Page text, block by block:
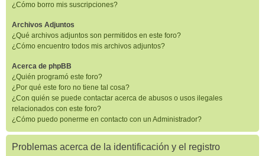
¿Cómo borro mis suscripciones?
Archivos Adjuntos
¿Qué archivos adjuntos son permitidos en este foro?
¿Cómo encuentro todos mis archivos adjuntos?
Acerca de phpBB
¿Quién programó este foro?
¿Por qué este foro no tiene tal cosa?
¿Con quién se puede contactar acerca de abusos o usos ilegales
relacionados con este foro?
¿Cómo puedo ponerme en contacto con un Administrador?
Problemas acerca de la identificación y el registro